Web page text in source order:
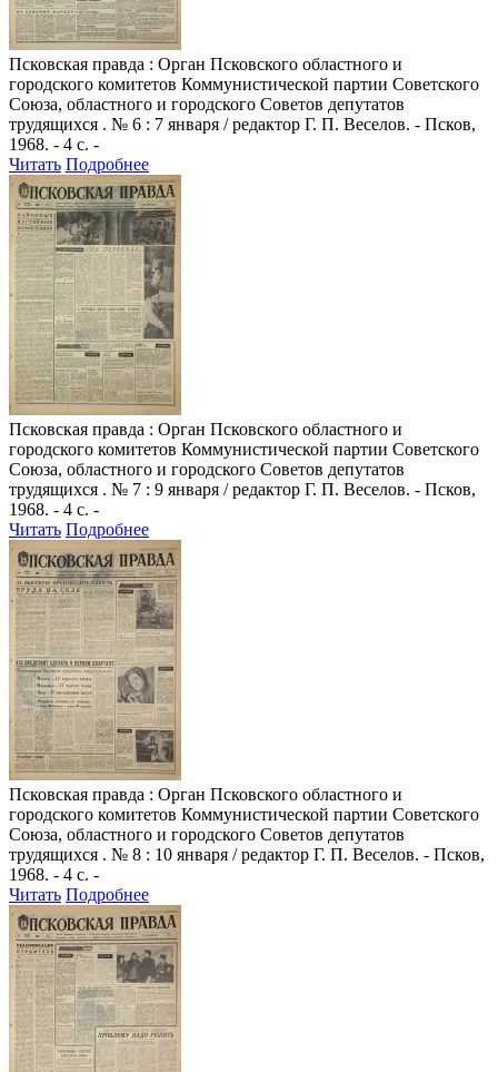
Псковская правда : Орган Псковского областного и
городского комитетов Коммунистической партии Советского
Союза, областного и городского Советов депутатов
трудящихся . № 6 : 7 января / редактор Г. П. Веселов. - Псков,
1968. - 4 с. -
Читать Подробнее
Псковская правда : Орган Псковского областного и
городского комитетов Коммунистической партии Советского
Союза, областного и городского Советов депутатов
трудящихся . № 7 : 9 января / редактор Г. П. Веселов. - Псков,
1968. - 4 с. -
Читать Подробнее
Псковская правда : Орган Псковского областного и
городского комитетов Коммунистической партии Советского
Союза, областного и городского Советов депутатов
трудящихся . № 8 : 10 января / редактор Г. П. Веселов. - Псков,
1968. - 4 с. -
Читать Подробнее